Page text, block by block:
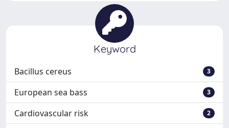
Keyword
Bacillus cereus 3
European sea bass 3
Cardiovascular risk 2